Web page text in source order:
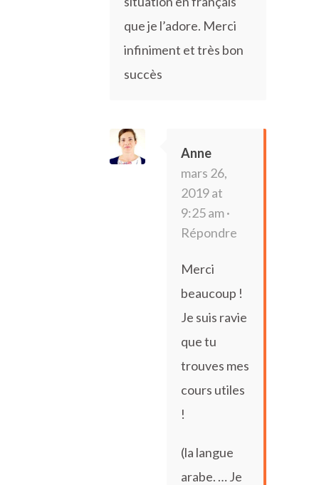
que je l’adore. Merci
infiniment et très bon
succès
Anne
mars 26,
2019 at
9:25 am ·
Répondre
Merci
beaucoup !
Je suis ravie
que tu
trouves mes
cours utiles
!
(la langue
arabe. … Je